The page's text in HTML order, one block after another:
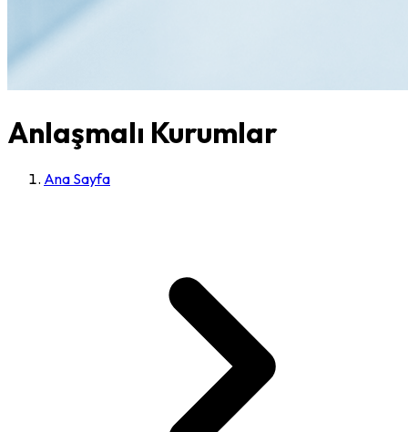
Anlaşmalı Kurumlar
Ana Sayfa